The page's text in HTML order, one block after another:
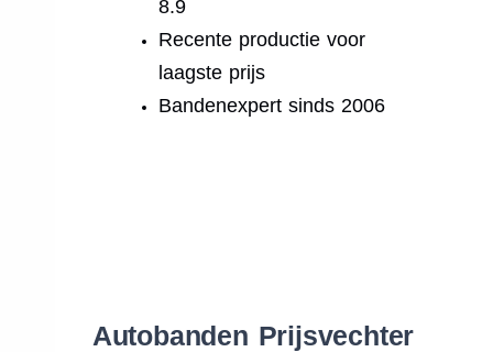
8.9
Recente productie voor
laagste prijs
Bandenexpert sinds 2006
Autobanden Prijsvechter